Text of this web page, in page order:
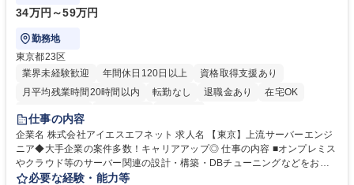
34万円～59万円
勤務地
東京都23区
業界未経験歓迎
年間休日120日以上
資格取得支援あり
月平均残業時間20時間以内
転勤なし 退職金あり
在宅OK
完全週休2日制
仕事の内容
企業名 株式会社アイエスエフネット 求人名 【東京】上流サーバーエンジ
ニア◆大手企業の案件多数！キャリアアップ◎ 仕事の内容 ■オンプレミス
やクラウド等のサーバー関連の設計・構築・DBチューニングなどをお任
せします。大手企業での就業（プロジェクト）が多く、様々な案件での経
必要な経験・能力等